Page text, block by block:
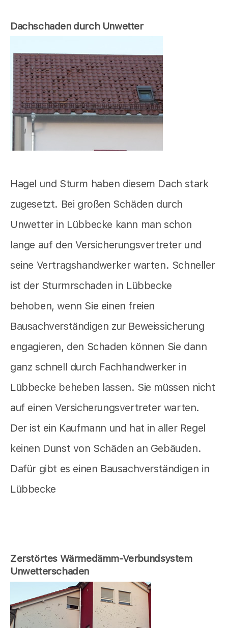
Dachschaden durch Unwetter
Hagel und Sturm haben diesem Dach stark
zugesetzt. Bei großen Schäden durch
Unwetter in Lübbecke kann man schon
lange auf den Versicherungsvertreter und
seine Vertragshandwerker warten. Schneller
ist der Sturmrschaden in Lübbecke
behoben, wenn Sie einen freien
Bausachverständigen zur Beweissicherung
engagieren, den Schaden können Sie dann
ganz schnell durch Fachhandwerker in
Lübbecke beheben lassen. Sie müssen nicht
auf einen Versicherungsvertreter warten.
Der ist ein Kaufmann und hat in aller Regel
keinen Dunst von Schäden an Gebäuden.
Dafür gibt es einen Bausachverständigen in
Lübbecke
Zerstörtes Wärmedämm-Verbundsystem
Unwetterschaden